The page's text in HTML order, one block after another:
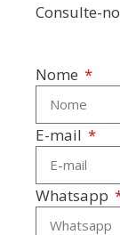
Consulte-
Nome
E-mail
Whatsapp